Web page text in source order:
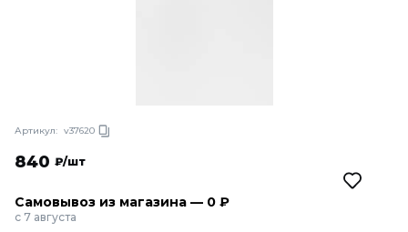
Артикул: v37620
840 ₽/шт
Самовывоз из магазина — 0 ₽
с 7 августа